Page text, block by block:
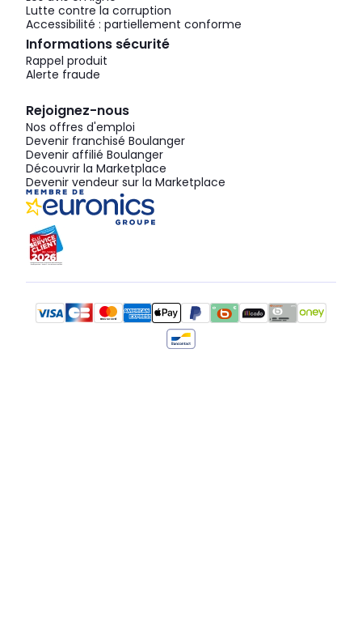
Lutte contre la corruption
Accessibilité : partiellement conforme
Informations sécurité
Rappel produit
Alerte fraude
Rejoignez-nous
Nos offres d'emploi
Devenir franchisé Boulanger
Devenir affilié Boulanger
Découvrir la Marketplace
Devenir vendeur sur la Marketplace